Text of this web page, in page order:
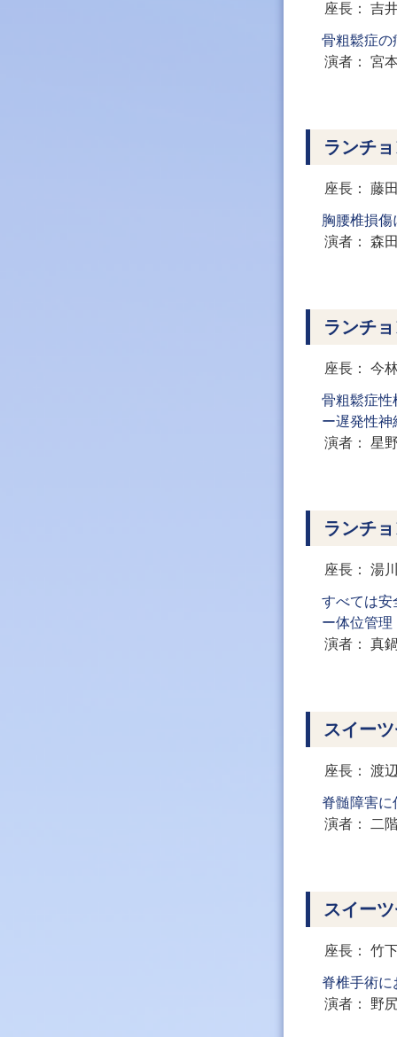
座長 吉
骨粗鬆症の
演者
宮
ランチ
座長 藤
胸腰椎損
演者
森
ランチ
座長 今
骨粗鬆症性
ー遅発性神
演者
星
ランチ
座長 湯
すべては安
ー体位管
演者
真
スイー
座長 渡
脊髄障害
演者
二
スイー
座長 竹
脊椎手術
演者
野